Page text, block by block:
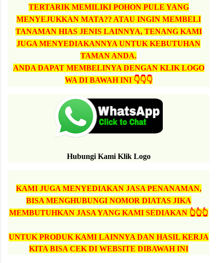
TERTARIK MEMILIKI POHON PULE YANG
MENYEJUKKAN MATA?? ATAU INGIN MEMBELI
TANAMAN HIAS JENIS LAINNYA, TENANG KAMI
JUGA MENYEDIAKANNYA UNTUK KEBUTUHAN
TAMAN ANDA.
ANDA DAPAT MEMBELINYA DENGAN KLIK LOGO
WA DI BAWAH INI 👇👇👇
Hubungi Kami Klik Logo
KAMI JUGA MENYEDIAKAN JASA PENANAMAN,
BISA MENGHUBUNGI NOMOR DIATAS JIKA
MEMBUTUHKAN JASA YANG KAMI SEDIAKAN 👆👆👆
UNTUK PRODUK KAMI LAINNYA DAN HASIL KERJA
KITA BISA CEK DI WEBSITE DIBAWAH INI